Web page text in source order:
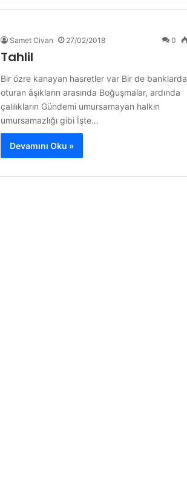
Samet Civan 27/02/2018 0
Tahlil
Bir özre kanayan hasretler var Bir de banklarda
oturan âşıkların arasında Boğuşmalar, ardında
çalılıkların Gündemi umursamayan halkın
umursamazlığı gibi İşte…
Devamını Oku »